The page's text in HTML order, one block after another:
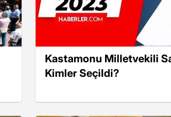
Kastamonu Milletvekili
Kimler Seçildi?